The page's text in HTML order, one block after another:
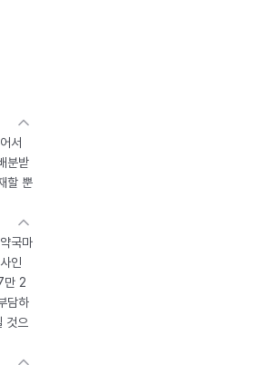
서
분받
할 뿐
국마
인
만 2
담하
것으